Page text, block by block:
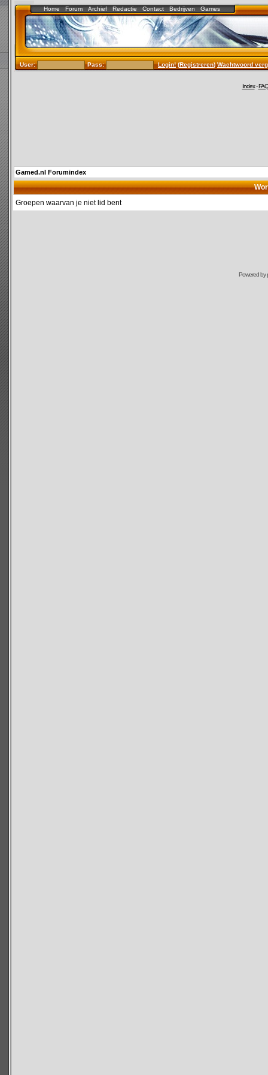
Home Forum Archief Redactie Contact Bedrijven Games
User: Pass: Login!(Registreren)Wachtwoord
Index-FAQ
Gamed.nl Forumindex
Groepen waarvan je niet lid bent
Powered by